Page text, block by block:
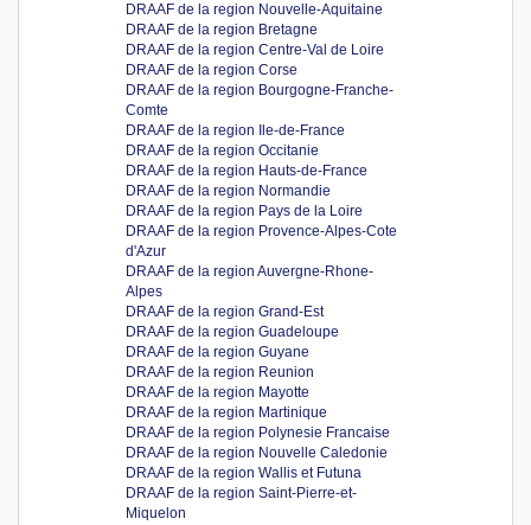
DRAAF de la region Nouvelle-Aquitaine
DRAAF de la region Bretagne
DRAAF de la region Centre-Val de Loire
DRAAF de la region Corse
DRAAF de la region Bourgogne-Franche-
Comte
DRAAF de la region Ile-de-France
DRAAF de la region Occitanie
DRAAF de la region Hauts-de-France
DRAAF de la region Normandie
DRAAF de la region Pays de la Loire
DRAAF de la region Provence-Alpes-Cote
d'Azur
DRAAF de la region Auvergne-Rhone-
Alpes
DRAAF de la region Grand-Est
DRAAF de la region Guadeloupe
DRAAF de la region Guyane
DRAAF de la region Reunion
DRAAF de la region Mayotte
DRAAF de la region Martinique
DRAAF de la region Polynesie Francaise
DRAAF de la region Nouvelle Caledonie
DRAAF de la region Wallis et Futuna
DRAAF de la region Saint-Pierre-et-
Miquelon